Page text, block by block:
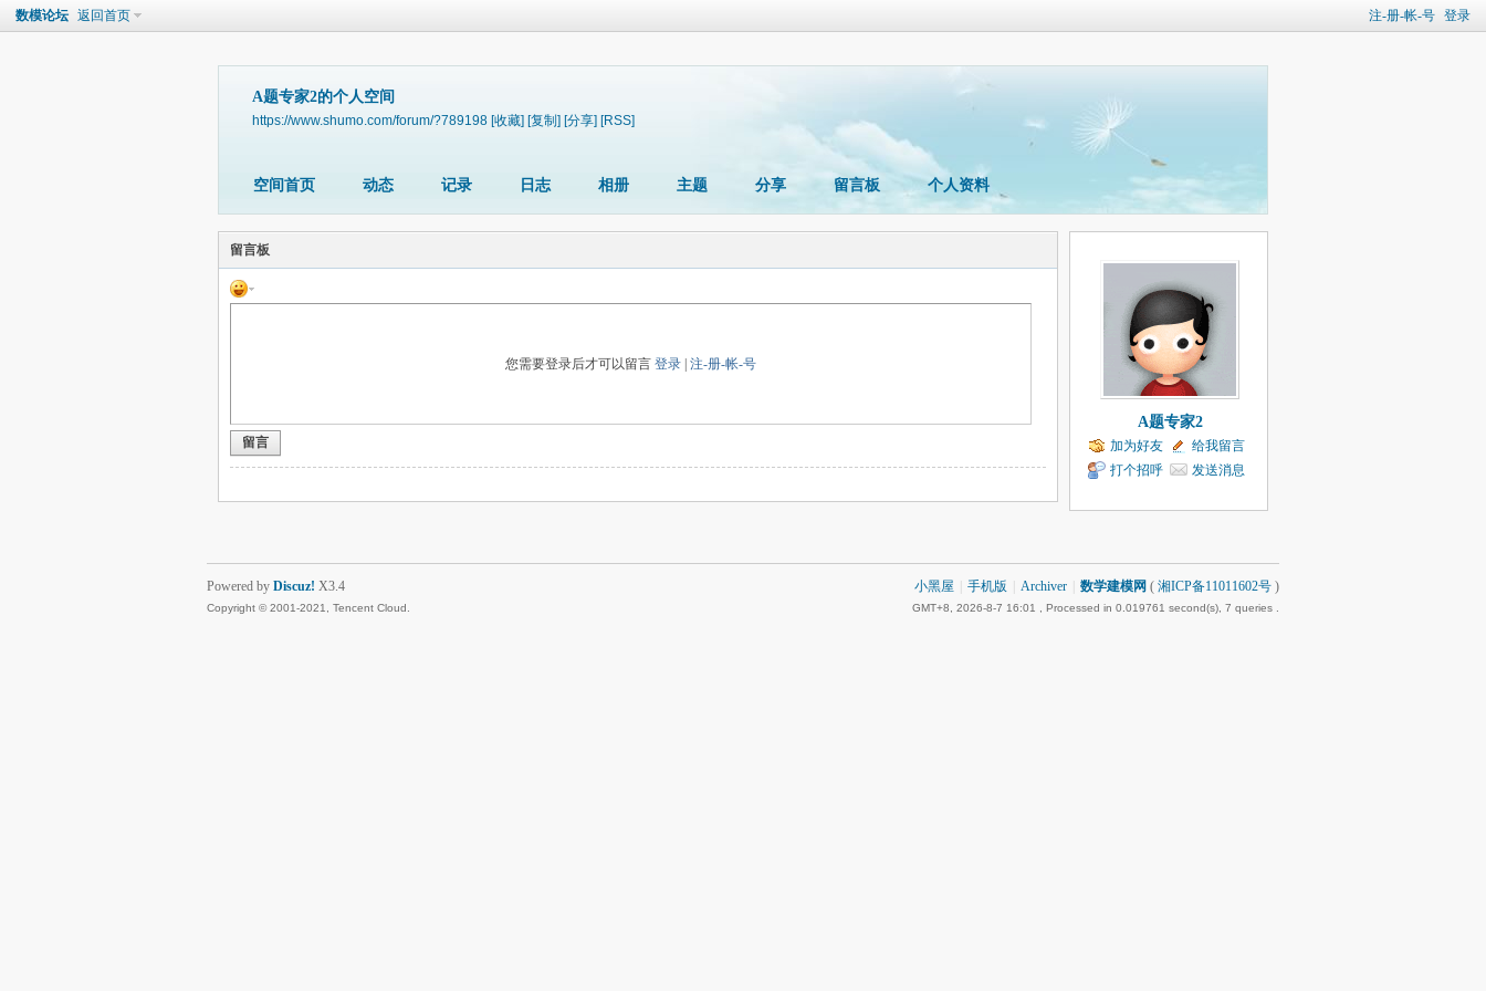
注-册-帐-号 登录
数模论坛 返回首页
A题专家2的个人空间
https://www.shumo.com/forum/?789198 [收藏] [复制] [分享] [RSS]
空间首页 动态 记录 日志 相册 主题 分享 留言板 个人资料
留言板
您需要登录后才可以留言登录 |注-册-帐-号
留言
A题专家2
加为好友
给我留言
打个招呼
发送消息
小黑屋 手机版 Archiver 数学建模网 ( 湘ICP备11011602号 )
GMT+8, 2026-8-7 16:01 , Processed in 0.019761 second(s), 7 queries .
Powered by Discuz! X3.4
Copyright © 2001-2021, Tencent Cloud.